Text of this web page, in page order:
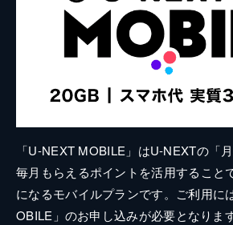
「U-NEXT MOBILE」はU-NEXTの「
毎月もらえるポイントを活用すること
になるモバイルプランです。ご利用に
OBILE」のお申し込みが必要となります